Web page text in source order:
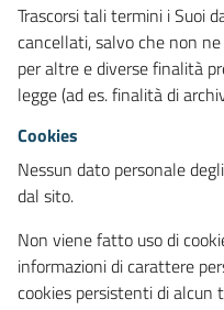
Trascorsi tali termini i Suoi
cancellati, salvo che non
per altre e diverse finalità
legge (ad es. finalità di
Cookies
Nessun dato personale
dal sito.
Non viene fatto uso di
informazioni di carattere
cookies persistenti di alcun